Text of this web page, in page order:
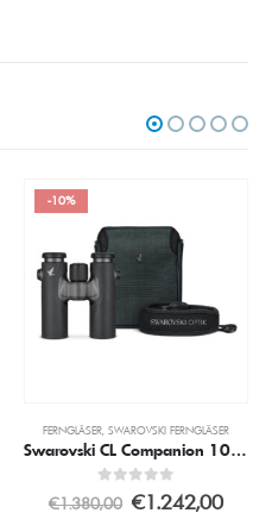
-10%
FERNGLÄSER SWAROVSKI FERNGLÄSER
Swarovski CL Companion 10×30 Schwarz inkl. Wild Nature Zubehörpaket
0 out of 5
€1.380,00 €1.242,00